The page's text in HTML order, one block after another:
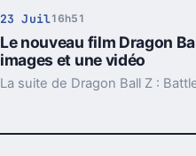
23 Juil16h51
Le nouveau film Dragon
images et une vidéo
La suite de Dragon Ball Z :